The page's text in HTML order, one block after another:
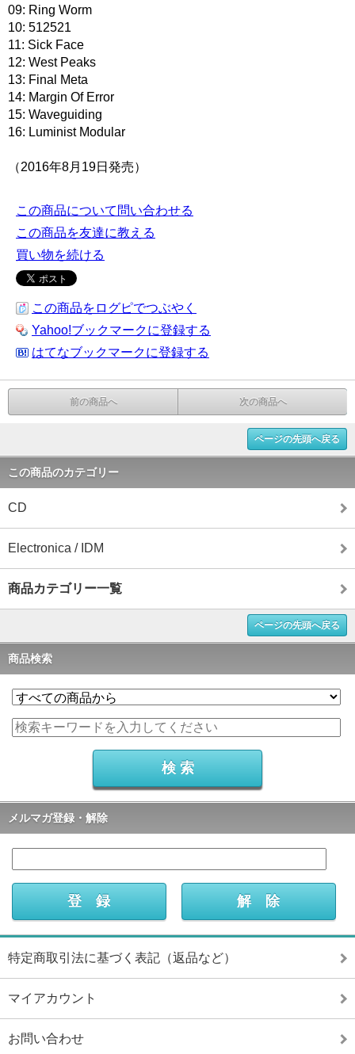
09: Ring Worm
10: 512521
11: Sick Face
12: West Peaks
13: Final Meta
14: Margin Of Error
15: Waveguiding
16: Luminist Modular
（2016年8月19日発売）
この商品について問い合わせる
この商品を友達に教える
買い物を続ける
この商品をログピでつぶやく
Yahoo!ブックマークに登録する
はてなブックマークに登録する
前の商品へ 次の商品へ
ページの先頭へ戻る
この商品のカテゴリー
CD
Electronica / IDM
商品カテゴリー一覧
ページの先頭へ戻る
商品検索
メルマガ登録・解除
特定商取引法に基づく表記（返品など）
マイアカウント
お問い合わせ